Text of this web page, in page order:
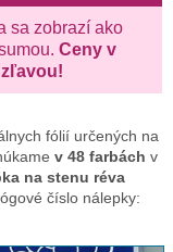
sa zobrazí ako
Ceny v
fólií určených na
v 48 farbách v
na stenu réva
číslo nálepky: